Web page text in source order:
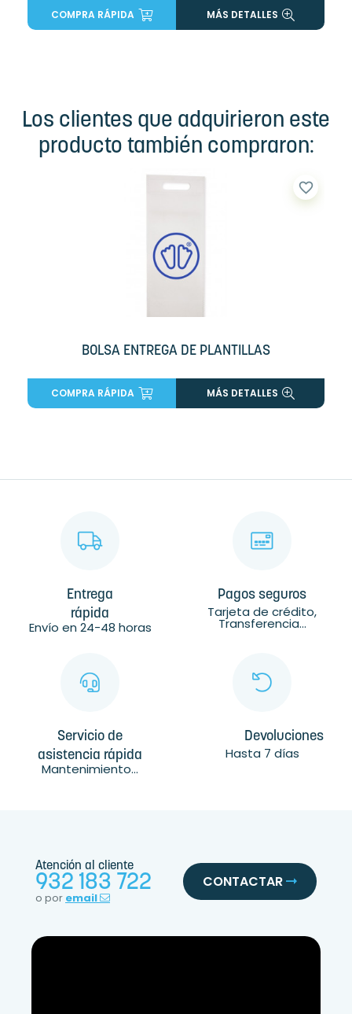
COMPRA RÁPIDA MÁS DETALLES
Los clientes que adquirieron este
producto también compraron:
BOLSA ENTREGA DE PLANTILLAS
favorite_border
COMPRA RÁPIDA MÁS DETALLES
Entrega
rápida
Envío en 24-48 horas
Pagos seguros
Tarjeta de crédito,
Transferencia...
Servicio de
asistencia rápida
Mantenimiento...
Devoluciones
Hasta 7 días
Atención al cliente
932 183 722
o por email
CONTACTAR